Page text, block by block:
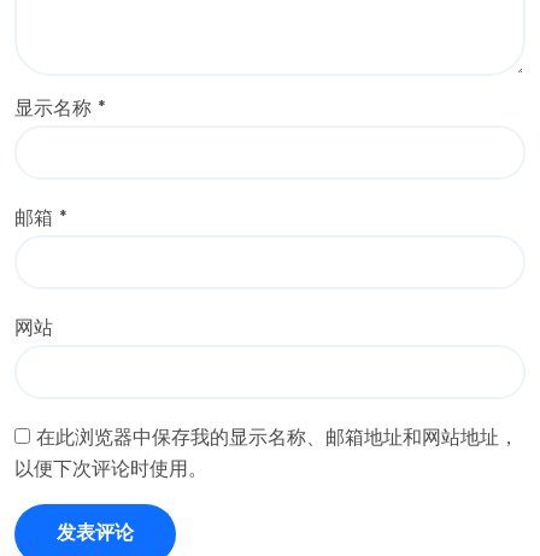
显示名称 *
邮箱 *
网站
在此浏览器中保存我的显示名称、邮箱地址和网站地址，
以便下次评论时使用。